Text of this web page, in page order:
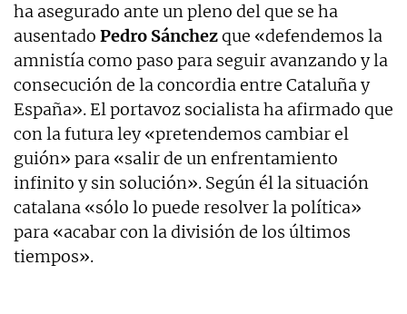
ha asegurado ante un pleno del que se ha
ausentado Pedro Sánchezque «defendemos la
amnistía como paso para seguir avanzando y la
consecución de la concordia entre Cataluña y
España». El portavoz socialista ha afirmado que
con la futura ley «pretendemos cambiar el
guión» para «salir de un enfrentamiento
infinito y sin solución». Según él la situación
catalana «sólo lo puede resolver la política»
para «acabar con la división de los últimos
tiempos».